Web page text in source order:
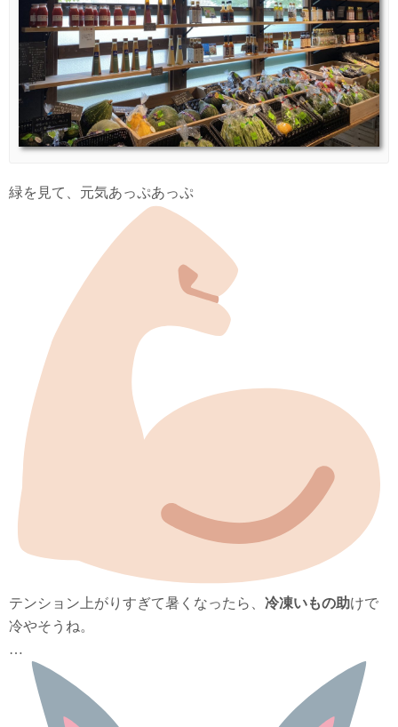
緑を見て、元気あっぷあっぷ
テンション上がりすぎて暑くなったら、 冷凍いもの助けで
冷やそうね。
…